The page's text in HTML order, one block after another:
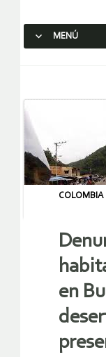
MENÚ
COLOMBIA
en